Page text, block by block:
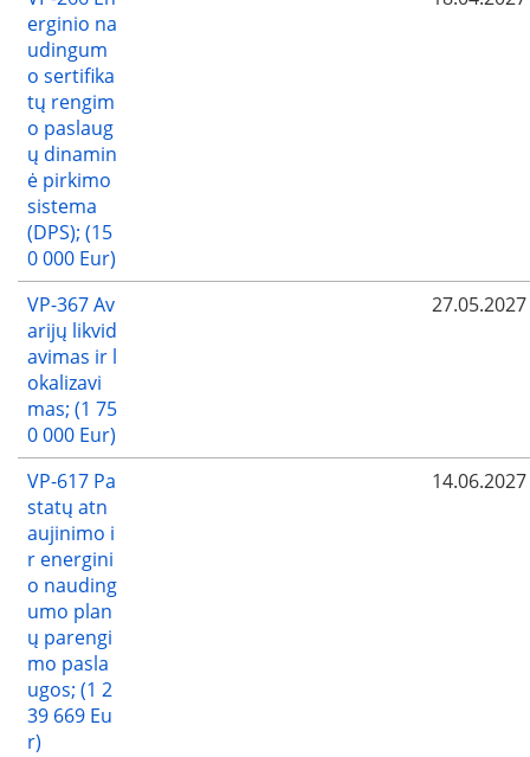
erginio na
udingum
o sertifika
tų rengim
o paslaug
ų dinamin
ė pirkimo
sistema
(DPS); (15
0 000 Eur)
VP-367 Av
arijų likvid
avimas ir l
okalizavi
mas; (1 75
0 000 Eur)
27.05.2027
VP-617 Pa
statų atn
aujinimo i
r energini
o nauding
umo plan
ų parengi
mo pasla
ugos; (1 2
39 669 Eu
r)
14.06.2027